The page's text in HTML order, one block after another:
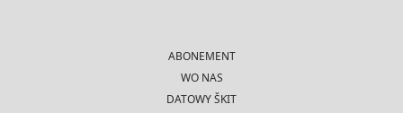
ABONEMENT
WO NAS
DATOWY ŠKIT